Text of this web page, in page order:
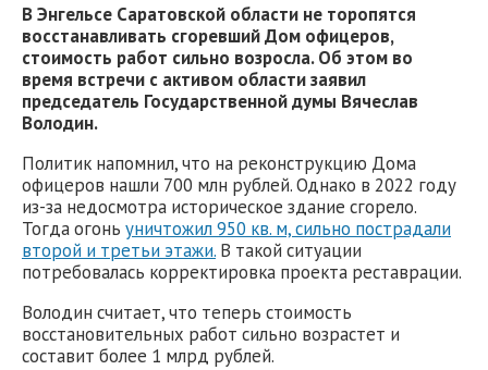
В Энгельсе Саратовской области не торопятся
восстанавливать сгоревший Дом офицеров,
стоимость работ сильно возросла. Об этом во
время встречи с активом области заявил
председатель Государственной думы Вячеслав
Володин.
Политик напомнил, что на реконструкцию Дома
офицеров нашли 700 млн рублей. Однако в 2022 году
из-за недосмотра историческое здание сгорело.
Тогда огонь уничтожил 950 кв. м, сильно пострадали
второй и третьи этажи. В такой ситуации
потребовалась корректировка проекта реставрации.
Володин считает, что теперь стоимость
восстановительных работ сильно возрастет и
составит более 1 млрд рублей.